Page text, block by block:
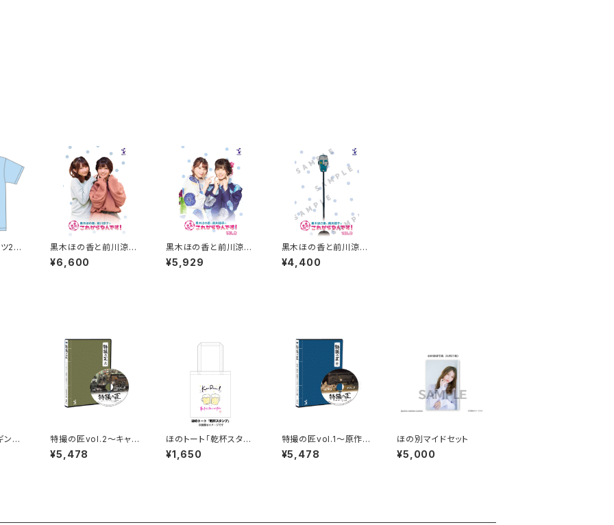
202
黒木ほの香と前川涼子
の“まだまだこれからな
んです”VOL.1
¥6,600
黒木ほの香と前川涼子
の“まだまだこれからな
んです”VOL.2～ブロマ
¥5,929
黒木ほの香と前川涼子
の“まだまだこれからな
んです”VOL.３
¥4,400
ンバ
特撮の匠vol.2～キャメ
ラマン・照明・美術デザ
イン・音響効果 編～
¥5,478
ほのトート「乾杯スタン
プ」
¥1,650
特撮の匠vol.1～原作・
脚本・監督・プロデュー
サー 編～
¥5,478
ほの別マイドセット
¥5,000